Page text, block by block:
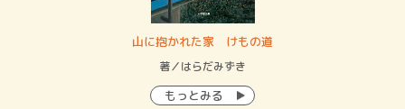
山に抱かれた家 けもの道
著／はらだみずき
もっとみる